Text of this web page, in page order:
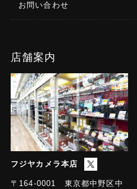
お問い合わせ
店舗案内
フジヤカメラ本店
〒164-0001 東京都中野区中